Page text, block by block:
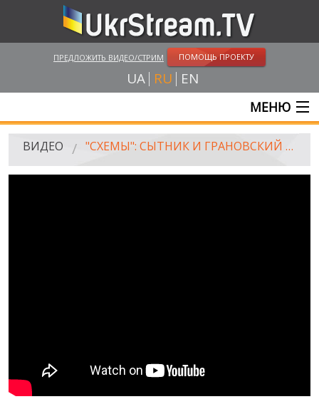
ПРЕДЛОЖИТЬ ВИДЕО/СТРИМ ПОМОЩЬ ПРОЕКТУ
UA RU EN
МЕНЮ
ГЛАВНАЯ
ПУБЛИЧНЫЕ ЛЮДИ
РОССИЙСКО-УКРАИНСКАЯ ВОЙНА
ВИДЕО "СХЕМЫ": СЫТНИК И ГРАНОВСКИЙ В ГОСТЯХ У ПОРОШЕНКО. ИГОРЬ КОНОНЕНКО: ПРИЕМ ГРАЖДАН